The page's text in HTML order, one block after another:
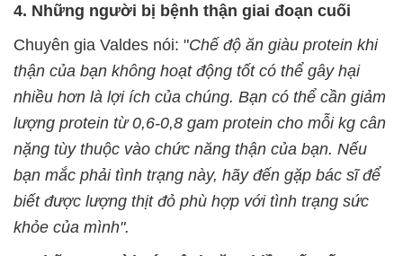
4. Những người bị bệnh thận giai đoạn cuối
Chuyên gia Valdes nói: "Chế độ ăn giàu protein khi
thận của bạn không hoạt động tốt có thể gây hại
nhiều hơn là lợi ích của chúng. Bạn có thể cần giảm
lượng protein từ 0,6-0,8 gam protein cho mỗi kg cân
nặng tùy thuộc vào chức năng thận của bạn. Nếu
bạn mắc phải tình trạng này, hãy đến gặp bác sĩ để
biết được lượng thịt đỏ phù hợp với tình trạng sức
khỏe của mình".